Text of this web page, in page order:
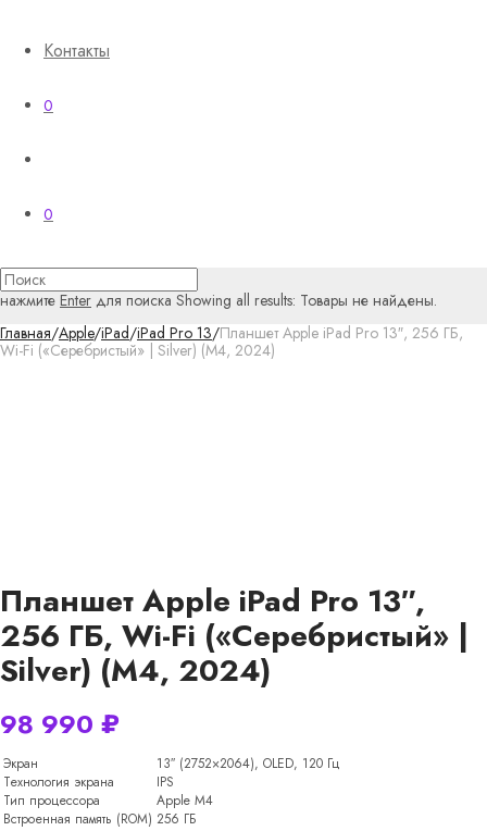
Контакты
0
0
нажмите Enter для поиска Showing all results: Товары не найдены.
Главная/Apple/iPad/iPad Pro 13/Планшет Apple iPad Pro 13″, 256 ГБ,
Wi-Fi («Серебристый» | Silver) (M4, 2024)
Планшет Apple iPad Pro 13″,
256 ГБ, Wi-Fi («Серебристый» |
Silver) (M4, 2024)
98 990 ₽
Экран
13″ (2752×2064), OLED, 120 Гц
Технология экрана
IPS
Тип процессора
Apple M4
Встроенная память (ROM) 256 ГБ